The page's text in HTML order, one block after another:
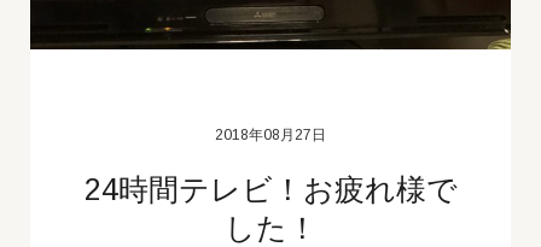
2018年08月27日
24時間テレビ！お疲れ様で
した！